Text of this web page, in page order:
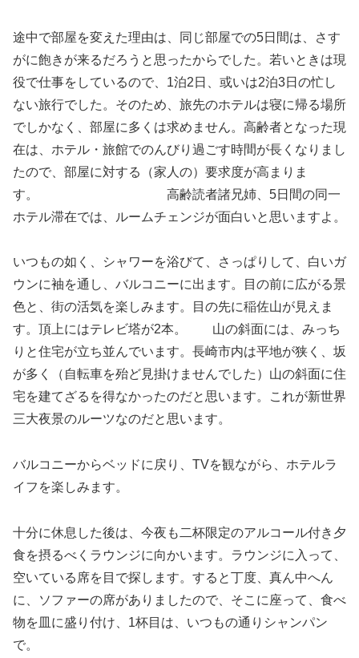
途中で部屋を変えた理由は、同じ部屋での5日間は、さす
がに飽きが来るだろうと思ったからでした。若いときは現
役で仕事をしているので、1泊2日、或いは2泊3日の忙し
ない旅行でした。そのため、旅先のホテルは寝に帰る場所
でしかなく、部屋に多くは求めません。高齢者となった現
在は、ホテル・旅館でのんびり過ごす時間が長くなりまし
たので、部屋に対する（家人の）要求度が高まりま
す。 高齢読者諸兄姉、5日間の同一
ホテル滞在では、ルームチェンジが面白いと思いますよ。
いつもの如く、シャワーを浴びて、さっぱりして、白いガ
ウンに袖を通し、バルコニーに出ます。目の前に広がる景
色と、街の活気を楽しみます。目の先に稲佐山が見えま
す。頂上にはテレビ塔が2本。 山の斜面には、みっち
りと住宅が立ち並んでいます。長崎市内は平地が狭く、坂
が多く（自転車を殆ど見掛けませんでした）山の斜面に住
宅を建てざるを得なかったのだと思います。これが新世界
三大夜景のルーツなのだと思います。
バルコニーからベッドに戻り、TVを観ながら、ホテルラ
イフを楽しみます。
十分に休息した後は、今夜も二杯限定のアルコール付き夕
食を摂るべくラウンジに向かいます。ラウンジに入って、
空いている席を目で探します。すると丁度、真ん中へん
に、ソファーの席がありましたので、そこに座って、食べ
物を皿に盛り付け、1杯目は、いつもの通りシャンパン
で。